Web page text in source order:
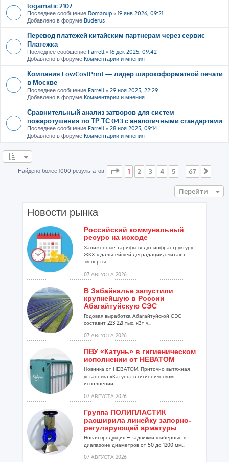
logamatic 2107
Последнее сообщение Romanup « 19 янв 2026, 09:21
Добавлено в форуме Buderus
Перевод платежей китайским партнерам через сервис
Платежка
Последнее сообщение Farrell « 16 дек 2025, 09:42
Добавлено в форуме Комментарии и мнения
Компания LowCostPrint — лидер широкоформатной печати
в Москве
Последнее сообщение Farrell « 29 ноя 2025, 22:29
Добавлено в форуме Комментарии и мнения
Сравнительный анализ затворов для систем
пожаротушения по ТР ТС 043 с аналогичными стандартами
Последнее сообщение Farrell « 28 ноя 2025, 09:14
Добавлено в форуме Комментарии и мнения
Найдено более 1000 результатов Страница из 67
1 2 3 4 5 67
Перейти
Новости рынка
Российский коммунальный
ресурс на исходе
Заниженные тарифы ведут инфраструктуру
ЖКХ к дальнейшей деградации, считают
эксперты...
07 АВГУСТА 2026
В Забайкалье запустили
крупнейшую в России
Абагайтуйскую СЭС
Годовая выработка Абагайтуйской СЭС
составит 223 221 тыс. кВт-ч...
07 АВГУСТА 2026
ПВУ «Катунь» в гигиеническом
исполнении от НЕВАТОМ
Новинка от НЕВАТОМ: Приточно-вытяжная
установка «Катунь» в гигиеническом
исполнении...
07 АВГУСТА 2026
Группа ПОЛИПЛАСТИК
расширила линейку запорно-
регулирующей арматуры
Новая продукция – задвижки шиберные в
диапазоне диаметров от 50 до 1200 мм...
07 АВГУСТА 2026